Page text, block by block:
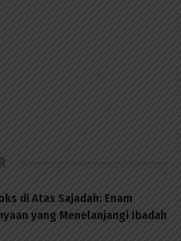
di Atas Sajadah: Enam
yang Menelanjangi Ibadah